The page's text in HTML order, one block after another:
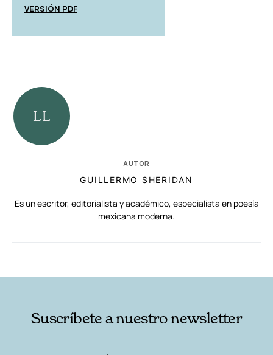
VERSIÓN PDF
AUTOR
GUILLERMO SHERIDAN
Es un escritor, editorialista y académico, especialista en poesía
mexicana moderna.
Suscríbete a nuestro newsletter